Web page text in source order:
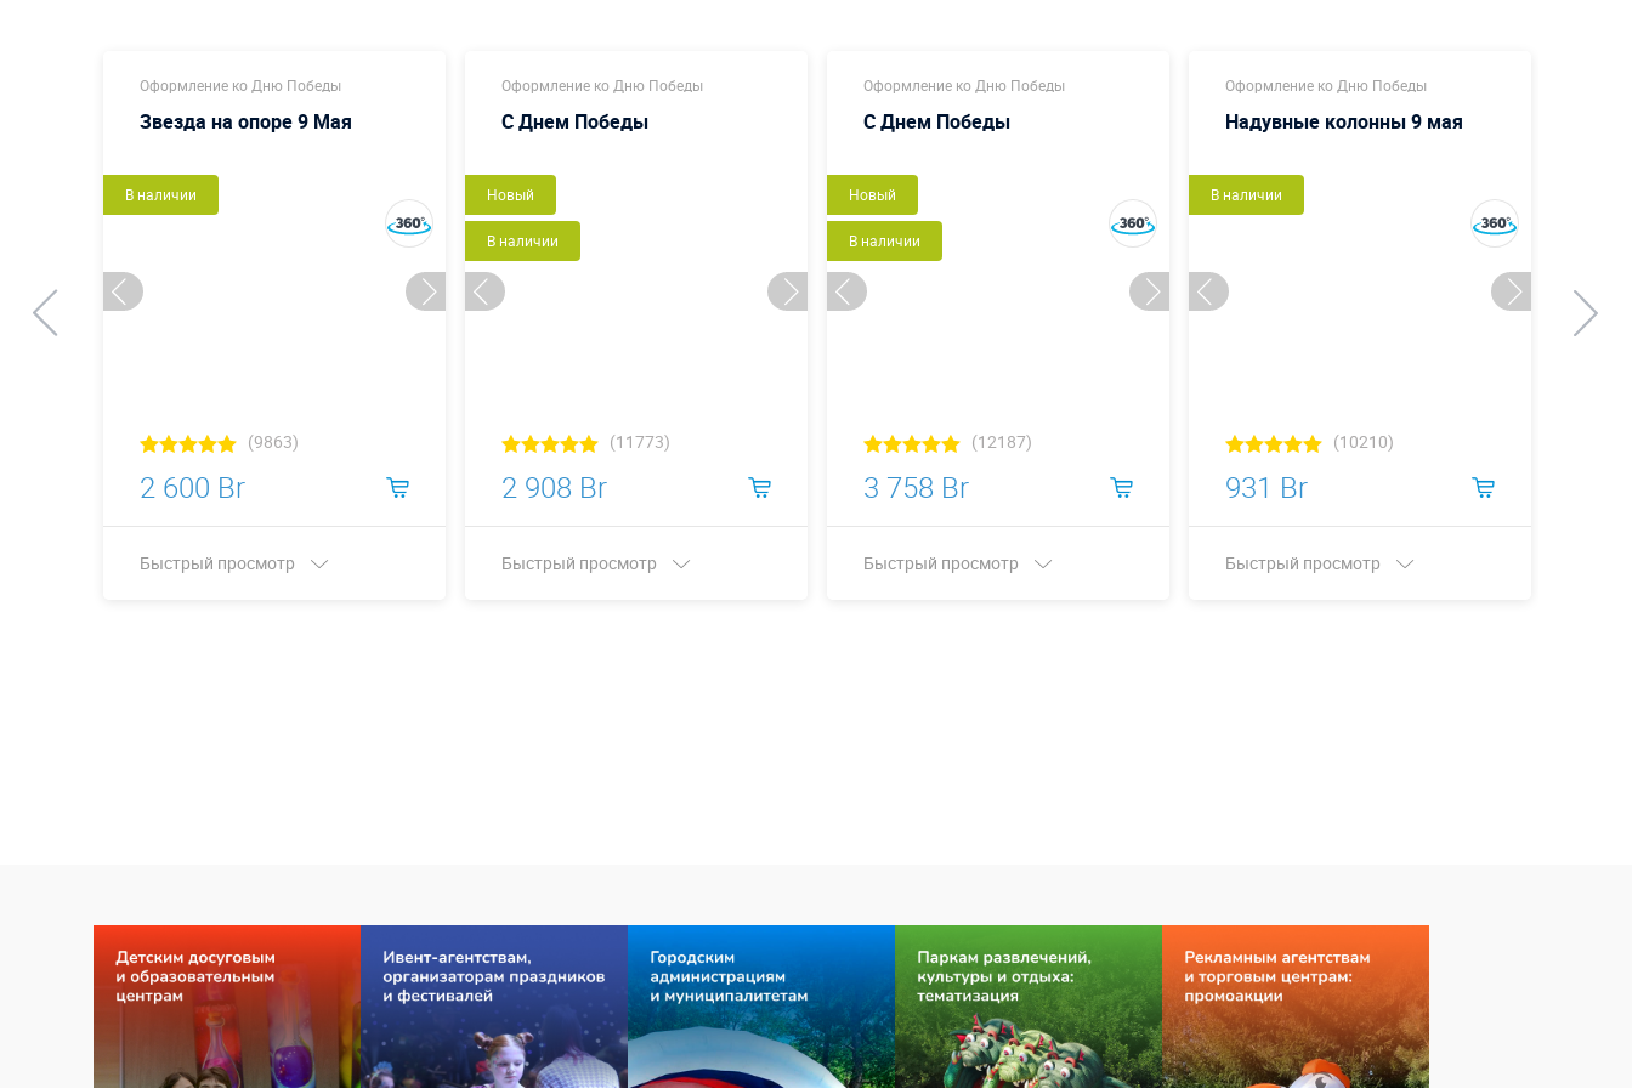
Оформление ко Дню Победы
Звезда на опоре 9 Мая
В наличии
(9863)
2 600 Br
Быстрый просмотр
Оформление ко Дню Победы
С Днем Победы
Новый
В наличии
(11773)
2 908 Br
Быстрый просмотр
Оформление ко Дню Победы
С Днем Победы
Новый
В наличии
(12187)
3 758 Br
Быстрый просмотр
Оформление ко Дню Победы
Надувные колонны 9 мая
В наличии
(10210)
931 Br
Быстрый просмотр